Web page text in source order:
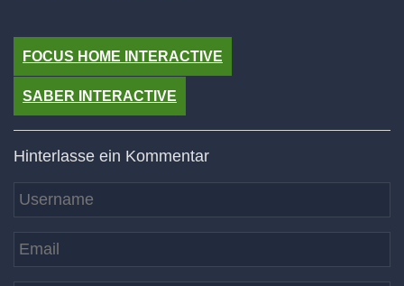
FOCUS HOME INTERACTIVE
SABER INTERACTIVE
Hinterlasse ein Kommentar